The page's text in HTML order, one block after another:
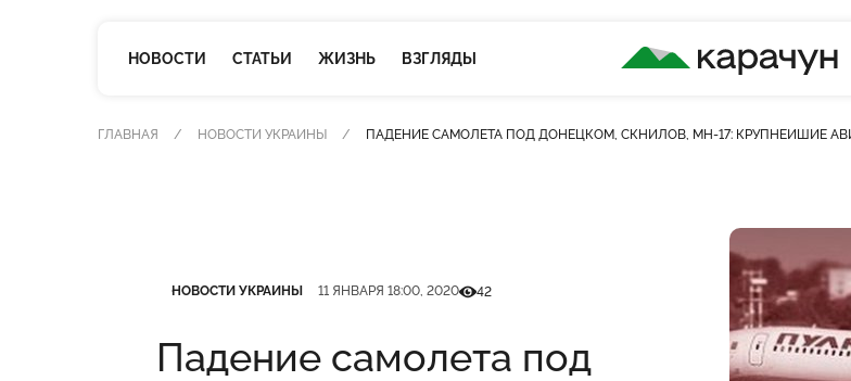
НОВОСТИ СТАТЬИ ЖИЗНЬ ВЗГЛЯДЫ
КАРАЧУН
ГЛАВНАЯ НОВОСТИ УКРАИНЫ ПАДЕНИЕ САМОЛЕТА ПОД ДОНЕЦКОМ, СКНИЛОВ, MH-17: КРУПНЕЙШИЕ
НОВОСТИ УКРАИНЫ 11 ЯНВАРЯ 18:00, 2020Кількість переглядів
42
Падение самолета под